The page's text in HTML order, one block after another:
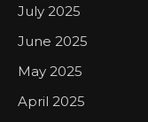
July 2025
June 2025
May 2025
April 2025